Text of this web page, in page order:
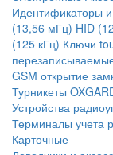
Идентификаторы
(13,56 мГц) HID
(125 кГц) Ключи
GSM открытие
Турникеты
Устройства
Терминалы учета
Карточные